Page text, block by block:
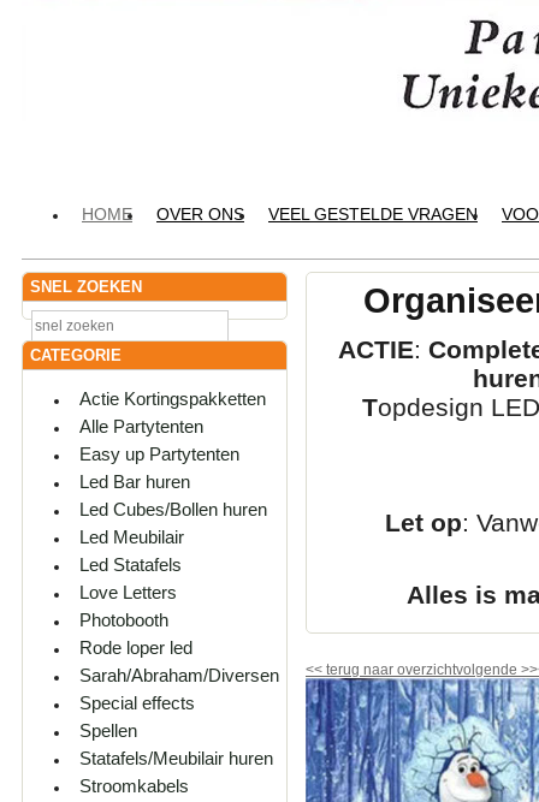
HOME OVER ONS VEEL GESTELDE VRAGEN
SNEL ZOEKEN
CATEGORIE
Actie Kortingspakketten
Alle Partytenten
Easy up Partytenten
Led Bar huren
Led Cubes/Bollen huren
Led Meubilair
Led Statafels
Love Letters
Photobooth
Rode loper led
Sarah/Abraham/Diversen
Special effects
Spellen
Statafels/Meubilair huren
Stroomkabels
ACTIE:
Topdesign
Let op:
Alles is
<< terug naar overzichtvolgende >>